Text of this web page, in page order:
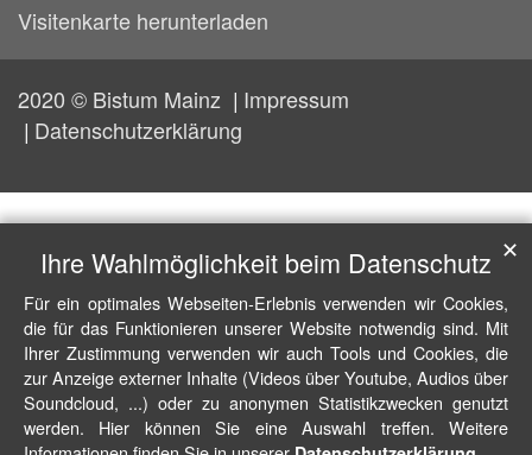
Visitenkarte herunterladen
2020 © Bistum Mainz
Impressum
Datenschutzerklärung
Ihre Wahlmöglichkeit beim Datenschutz
Für ein optimales Webseiten-Erlebnis verwenden wir Cookies,
die für das Funktionieren unserer Website notwendig sind. Mit
Ihrer Zustimmung verwenden wir auch Tools und Cookies, die
zur Anzeige externer Inhalte (Videos über Youtube, Audios über
Soundcloud, ...) oder zu anonymen Statistikzwecken genutzt
werden. Hier können Sie eine Auswahl treffen. Weitere
✕